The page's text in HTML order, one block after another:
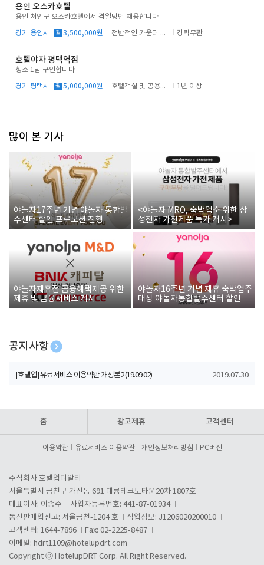
용인 오스카호텔
용인 처인구 오스카호텔에서 격일당번 채용합니다
경기 용인시 월 3,500,000원 전반적인 카운터 업무 경력무관
호텔야자 평택역점
청소 1팀 구인합니다
경기 평택시 월 5,000,000원 호텔객실 및 공용시설 청소 관리 1년 이상
많이 본 기사
야놀자17주년 기념 야놀자 통합발
주센터 할인 프로모션 진행
<야놀자 MRO, 숙박업소 위한 삼
성전자 가전제품 특가 개시>
야놀자제휴점 금융혜택제공 위한
제휴 및 금융서비스 게시
야놀자16주년 기념 제휴 숙박업주
대상 야놀자통합발주센터 할인쿠
폰 증정
공지사항
[호텔업] 개인정보 처리방침 개정본1 (19.09.02)
[호텔업] 유료서비스 이용약관 개정본2 (19.09.02) 2019.07.30
홈 광고제휴 고객센터
이용약관 유료서비스 이용약관 개인정보처리방침 PC버전
주식회사 호텔업디알티
서울특별시 금천구 가산동 691 대륭테크노타운20차 1807호
대표이사: 이송주
사업자등록번호: 441-87-01934
통신판매업신고: 서울금천-1204 호
직업정보: J1206020200010
고객센터: 1644-7896
Fax: 02-2225-8487
이메일: hdrt1109@hotelupdrt.com
Copyright ⓒ HotelupDRT Corp. All Right Reserved.